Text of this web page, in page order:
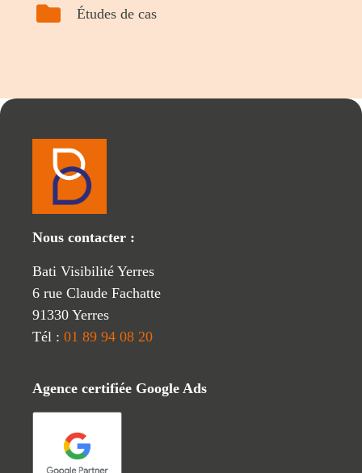
Études de cas
Nous contacter :
Bati Visibilité Yerres
6 rue Claude Fachatte
91330 Yerres
Tél :01 89 94 08 20
Agence certifiée Google Ads